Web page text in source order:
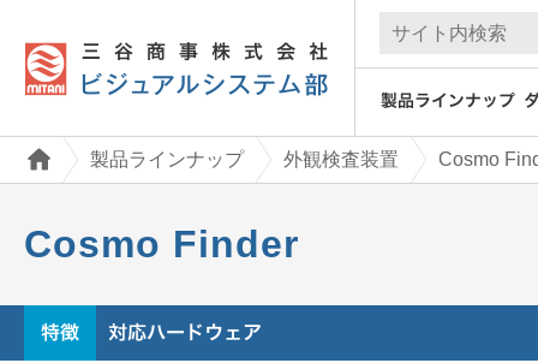
製品ラインナップ 外観検査装置 Cosmo
Cosmo Finder